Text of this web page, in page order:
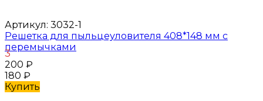
Артикул: 3032-1
Решетка для пыльцеуловителя 408*148 мм с
перемычками
3
200 ₽
180 ₽
Купить